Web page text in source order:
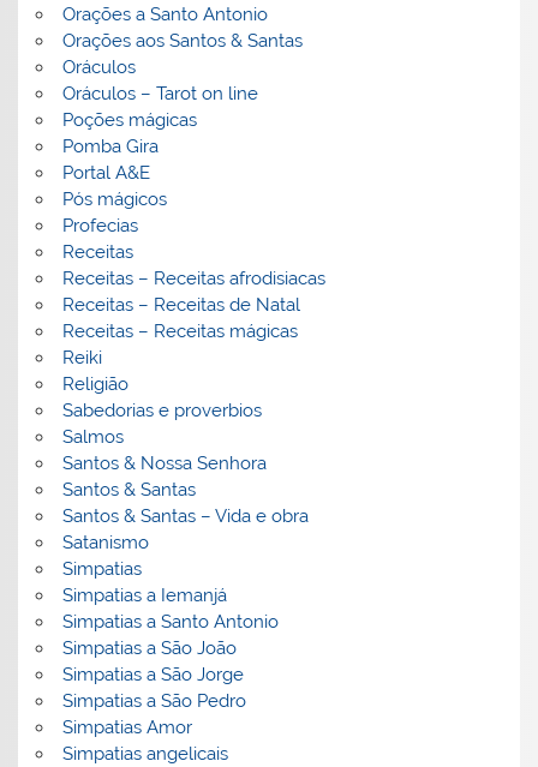
Orações a Santo Antonio
Orações aos Santos & Santas
Oráculos
Oráculos – Tarot on line
Poções mágicas
Pomba Gira
Portal A&E
Pós mágicos
Profecias
Receitas
Receitas – Receitas afrodisiacas
Receitas – Receitas de Natal
Receitas – Receitas mágicas
Reiki
Religião
Sabedorias e proverbios
Salmos
Santos & Nossa Senhora
Santos & Santas
Santos & Santas – Vida e obra
Satanismo
Simpatias
Simpatias a Iemanjá
Simpatias a Santo Antonio
Simpatias a São João
Simpatias a São Jorge
Simpatias a São Pedro
Simpatias Amor
Simpatias angelicais